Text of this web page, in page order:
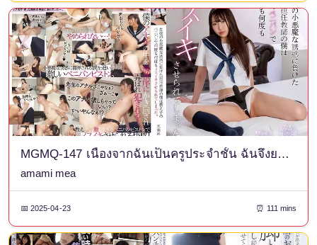
MGMQ-147 เนื่องจากฉันเป็นครูประจำชั้น ฉันจึงยอมจำนนต่อความยั่วยวนใจอันชั่วร้ายของนักเรียน และถูกบังคับให้ถึงจุดสุดยอดซ้ำแล้วซ้ำเล่าด้วยสายรัดของนักเรียน อามามิ เมะ
amami mea
📅 2025-04-23 ⏰ 111 mins